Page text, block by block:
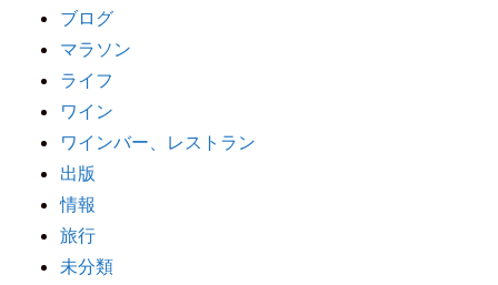
ブログ
マラソン
ライフ
ワイン
ワインバー、レストラン
出版
情報
旅行
未分類